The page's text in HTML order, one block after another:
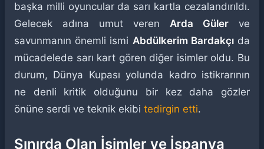
başka milli oyuncular da sarı kartla cezalandırıldı.
Gelecek adına umut veren Arda Güler ve
savunmanın önemli ismi Abdülkerim Bardakçıda
mücadelede sarı kart gören diğer isimler oldu. Bu
durum, Dünya Kupası yolunda kadro istikrarının
ne denli kritik olduğunu bir kez daha gözler
önüne serdi ve teknik ekibi tedirgin etti.
Sınırda Olan İsimler ve İspanya